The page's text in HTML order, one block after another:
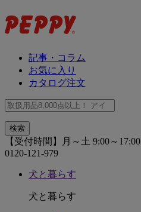
記事・コラム
お気に入り
カタログ注文
【受付時間】月～土 9:00～17:00
0120-121-979
犬と暮らす
犬と暮らす